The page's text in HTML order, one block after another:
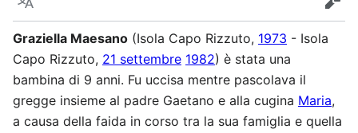
Lingua Segui
Graziella Maesano (Isola Capo Rizzuto, 1973 - Isola
Capo Rizzuto, 21 settembre 1982) è stata una
bambina di 9 anni. Fu uccisa mentre pascolava il
gregge insieme al padre Gaetano e alla cugina Maria,
a causa della faida in corso tra la sua famiglia e quella